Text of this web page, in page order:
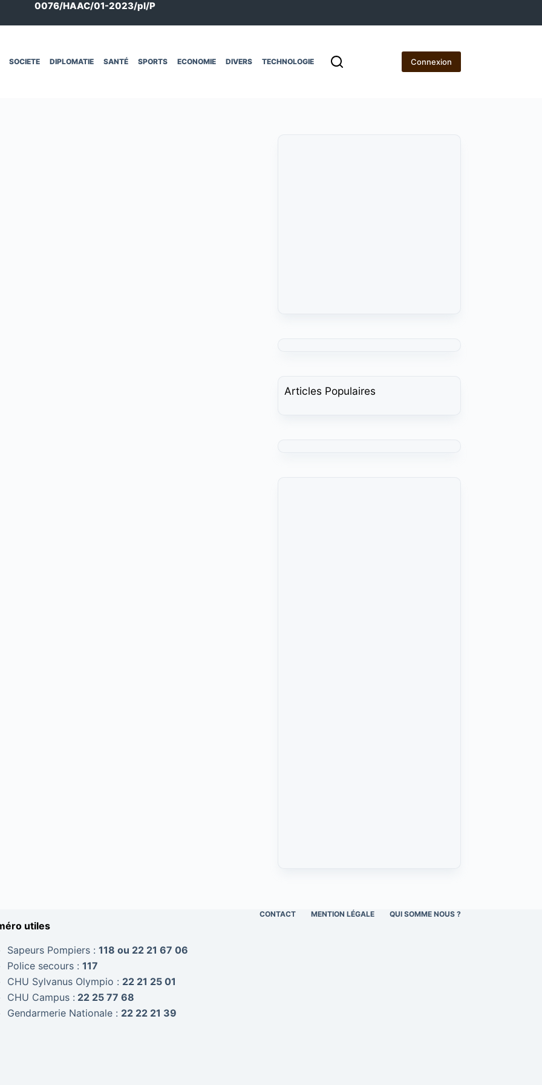
0076/HAAC/01-2023/pl/P
SOCIETE DIPLOMATIE SANTÉ SPORTS ECONOMIE DIVERS TECHNOLOGIE Connexion
Articles Populaires
CONTACT MENTION LÉGALE QUI SOMME NOUS ?
utiles
Sapeurs Pompiers : 118 ou 22 21 67 06
Police secours : 117
CHU Sylvanus Olympio : 22 21 25 01
CHU Campus : 22 25 77 68
Gendarmerie Nationale : 22 22 21 39